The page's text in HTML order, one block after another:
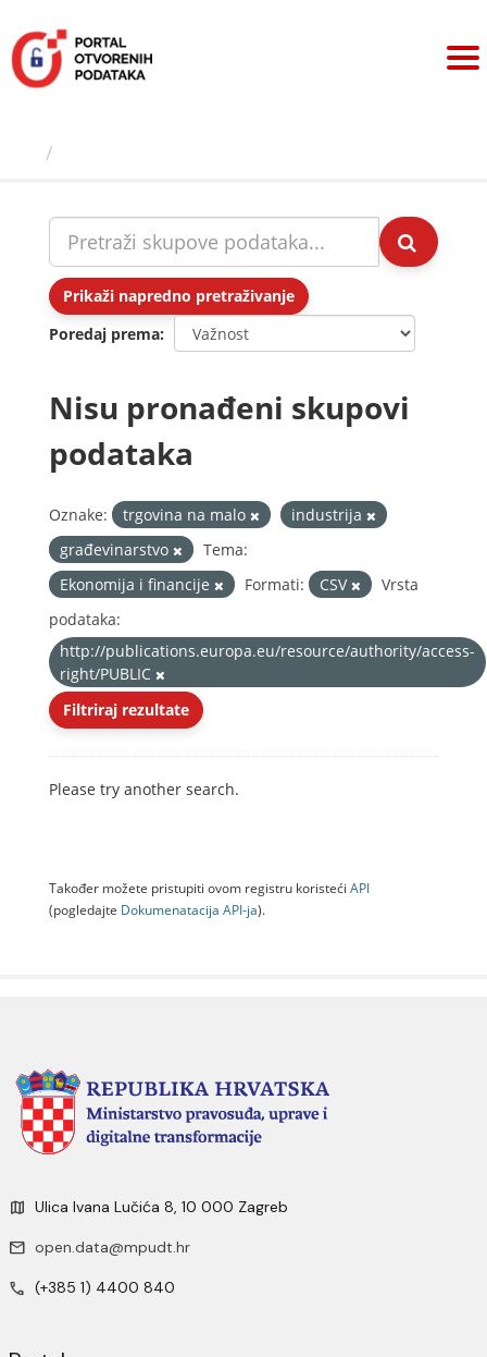
sadržaj
Prikaži napredno pretraživanje
Poredaj prema
Nisu pronađeni skupovi
podataka
Oznake: trgovina na malo
industrija
građevinarstvo
Tema:
Ekonomija i financije
Formati: CSV
Vrsta
podataka:
http://publications.europa.eu/resource/authority/access-
right/PUBLIC
Filtriraj rezultate
Please try another search.
Također možete pristupiti ovom registru koristeći API
(pogledajte Dokumenаtаcijа API-jа).